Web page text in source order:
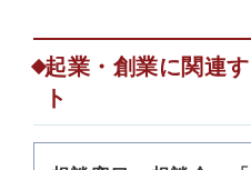
起業・創業に関連
ト